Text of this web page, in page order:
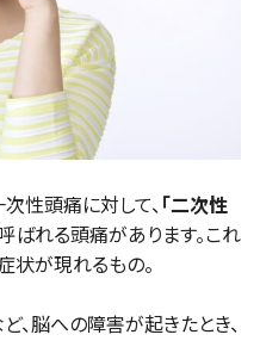
性頭痛に対して、 「二次性
ばれる頭痛があります。これ
状が現れるもの。
、脳への障害が起きたとき、